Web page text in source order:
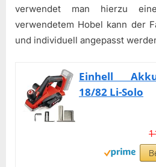
verwendet man hierzu
verwendetem Hobel kann der
und individuell angepasst
Einhell
18/82 Li-Solo